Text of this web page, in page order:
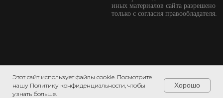
Этот сайт использует файлы cookie. Посмотрите
нашу Политику конфиденциальности, чтобы
узнать больше.
Хорошо
иных материалов сайта разрешено
только с согласия правообладателя.